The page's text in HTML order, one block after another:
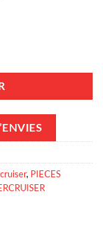
, PIECES